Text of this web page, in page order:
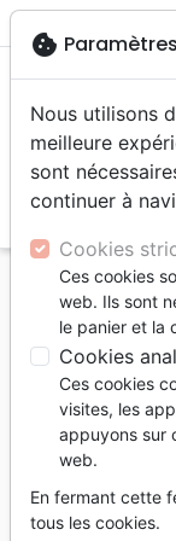
menu
Accueil
Évangile21
Liste des
Croissance
spirituelle
cookie
Nous utilisons
meilleure
sont
continuer à
Cookies
Ces cookies
web. Ils sont
le panier et la
Cookies
Ces cookies
visites, les
appuyons sur
web.
En fermant cette
tous les cookies.